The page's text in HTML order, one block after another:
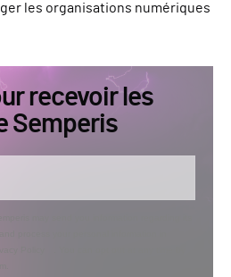
les organisations numériques
recevoir les
Semperis
may send you information regarding its
process your personal information in